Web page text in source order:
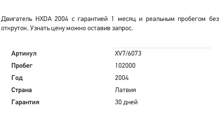
Двигатель HXDA 2004 с гарантией 1 месяц и реальным пробегом без
откруток. Узнать цену можно оставив запрос.
Артикул
XV7/6073
Пробег
102000
Год
2004
Страна
Латвия
Гарантия
30 дней